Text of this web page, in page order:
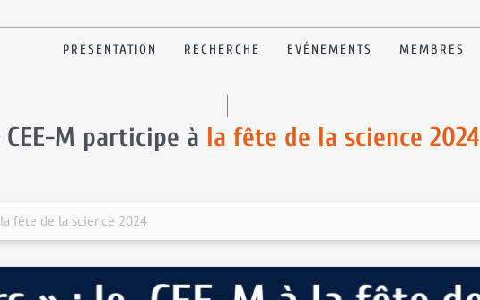
PRÉSENTATION RECHERCHE EVÉNEMENTS MEMBRES
CEE-M participe à la fête de la science 2024
fête de la science 2024